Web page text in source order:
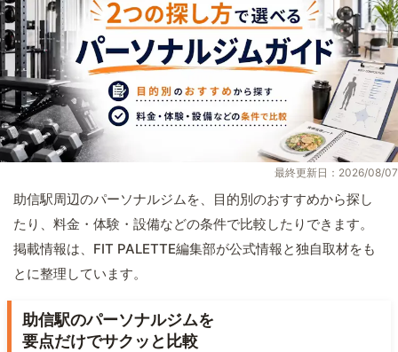
最終更新日：2026/08/07
助信駅周辺のパーソナルジムを、目的別のおすすめから探し
たり、料金・体験・設備などの条件で比較したりできます。
掲載情報は、FIT PALETTE編集部が公式情報と独自取材をも
とに整理しています。
助信駅のパーソナルジムを
要点だけでサクッと比較